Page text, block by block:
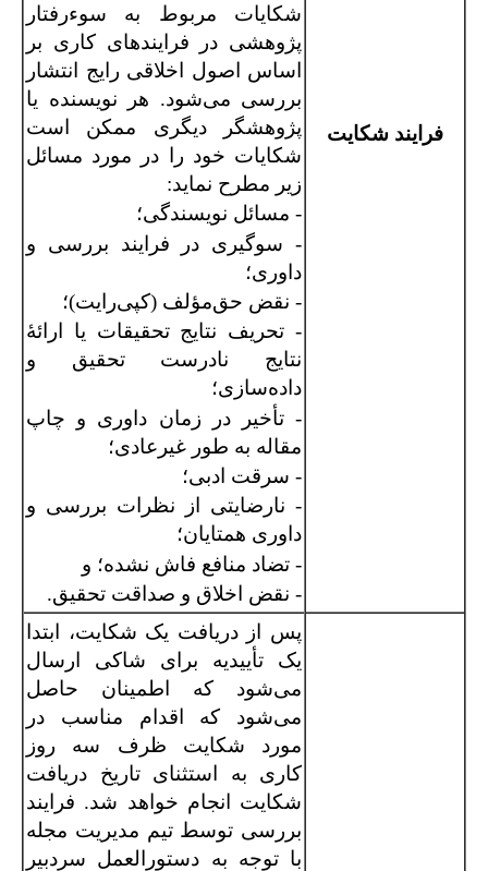
فرایند شکایت
شکایات مربوط به سوءرفتار
پژوهشی در فرایندهای کاری بر
اساس اصول اخلاقی رایج انتشار
بررسی می‌شود. هر نویسنده یا
پژوهشگر دیگری ممکن است
شکایات خود را در مورد مسائل
زیر مطرح نماید:
- مسائل نویسندگی؛
- سوگیری در فرایند بررسی و
داوری؛
- نقض حق‌مؤلف (کپی‌رایت)؛
- تحریف نتایج تحقیقات یا ارائۀ
نتایج نادرست تحقیق و
داده‌سازی؛
- تأخیر در زمان داوری و چاپ
مقاله به طور غیرعادی؛
- سرقت ادبی؛
- نارضایتی از نظرات بررسی و
داوری همتایان؛
- تضاد منافع فاش نشده؛ و
- نقض اخلاق و صداقت تحقیق.
پس از دریافت یک شکایت، ابتدا
یک تأییدیه برای شاکی ارسال
می‌شود که اطمینان حاصل
می‌شود که اقدام مناسب در
مورد شکایت ظرف سه روز
کاری به استثنای تاریخ دریافت
شکایت انجام خواهد شد. فرایند
بررسی توسط تیم مدیریت مجله
با توجه به دستورالعمل سردبیر